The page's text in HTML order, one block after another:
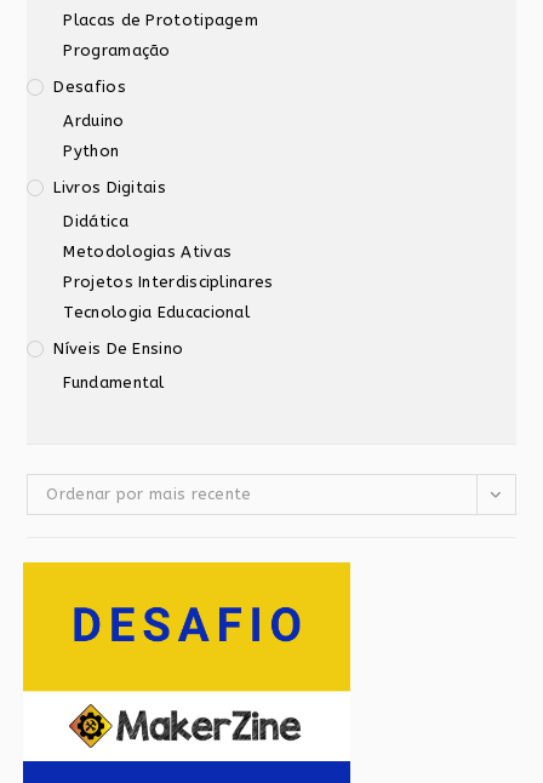
Placas de Prototipagem
Programação
Desafios
Arduino
Python
Livros Digitais
Didática
Metodologias Ativas
Projetos Interdisciplinares
Tecnologia Educacional
Níveis De Ensino
Fundamental
Ordenar por mais recente